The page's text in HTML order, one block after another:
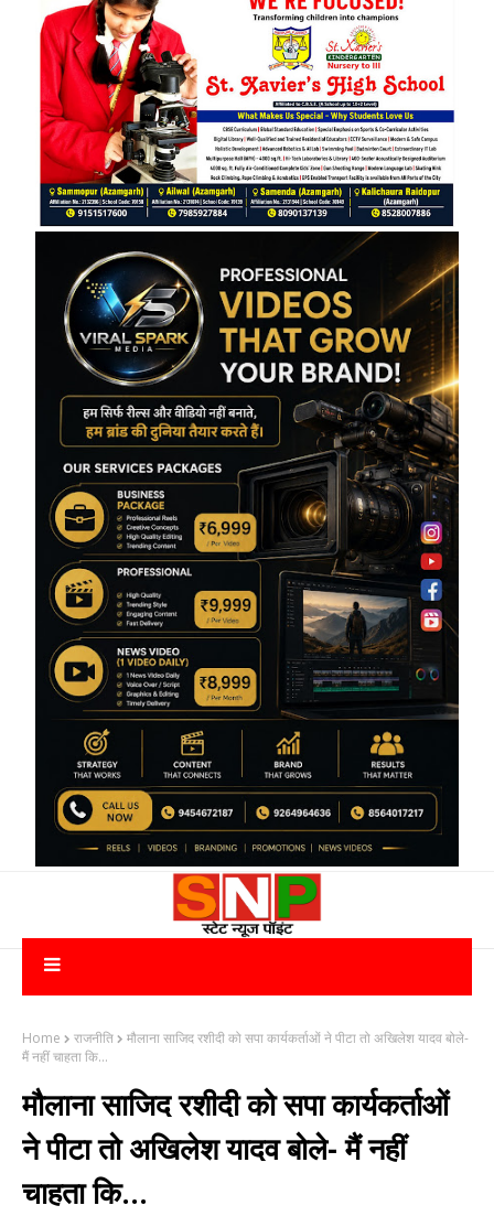
Home राजनीति
मौलाना साजिद रशीदी को सपा कार्यकर्ताओं ने पीटा तो अखिलेश यादव बोले-
मैं नहीं चाहता कि...
मौलाना साजिद रशीदी को सपा कार्यकर्ताओं
ने पीटा तो अखिलेश यादव बोले- मैं नहीं
चाहता कि...